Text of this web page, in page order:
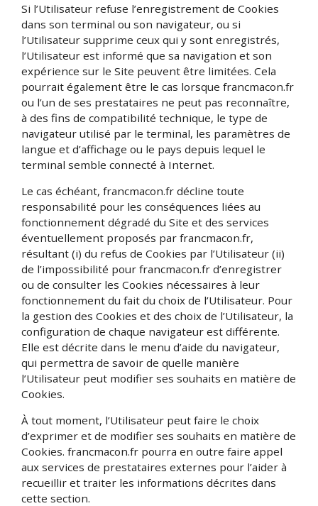
Si l’Utilisateur refuse l’enregistrement de Cookies
dans son terminal ou son navigateur, ou si
l’Utilisateur supprime ceux qui y sont enregistrés,
l’Utilisateur est informé que sa navigation et son
expérience sur le Site peuvent être limitées. Cela
pourrait également être le cas lorsque francmacon.fr
ou l’un de ses prestataires ne peut pas reconnaître,
à des fins de compatibilité technique, le type de
navigateur utilisé par le terminal, les paramètres de
langue et d’affichage ou le pays depuis lequel le
terminal semble connecté à Internet.
Le cas échéant, francmacon.fr décline toute
responsabilité pour les conséquences liées au
fonctionnement dégradé du Site et des services
éventuellement proposés par francmacon.fr,
résultant (i) du refus de Cookies par l’Utilisateur (ii)
de l’impossibilité pour francmacon.fr d’enregistrer
ou de consulter les Cookies nécessaires à leur
fonctionnement du fait du choix de l’Utilisateur. Pour
la gestion des Cookies et des choix de l’Utilisateur, la
configuration de chaque navigateur est différente.
Elle est décrite dans le menu d’aide du navigateur,
qui permettra de savoir de quelle manière
l’Utilisateur peut modifier ses souhaits en matière de
Cookies.
À tout moment, l’Utilisateur peut faire le choix
d’exprimer et de modifier ses souhaits en matière de
Cookies. francmacon.fr pourra en outre faire appel
aux services de prestataires externes pour l’aider à
recueillir et traiter les informations décrites dans
cette section.